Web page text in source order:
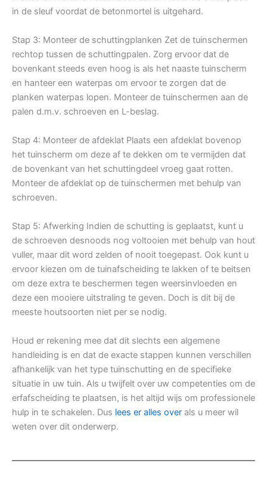
in de sleuf voordat de betonmortel is uitgehard.
Stap 3: Monteer de schuttingplanken Zet de tuinschermen
rechtop tussen de schuttingpalen. Zorg ervoor dat de
bovenkant steeds even hoog is als het naaste tuinscherm
en hanteer een waterpas om ervoor te zorgen dat de
planken waterpas lopen. Monteer de tuinschermen aan de
palen d.m.v. schroeven en L-beslag.
Stap 4: Monteer de afdeklat Plaats een afdeklat bovenop
het tuinscherm om deze af te dekken om te vermijden dat
de bovenkant van het schuttingdeel vroeg gaat rotten.
Monteer de afdeklat op de tuinschermen met behulp van
schroeven.
Stap 5: Afwerking Indien de schutting is geplaatst, kunt u
de schroeven desnoods nog voltooien met behulp van hout
vuller, maar dit word zelden of nooit toegepast. Ook kunt u
ervoor kiezen om de tuinafscheiding te lakken of te beitsen
om deze extra te beschermen tegen weersinvloeden en
deze een mooiere uitstraling te geven. Doch is dit bij de
meeste houtsoorten niet per se nodig.
Houd er rekening mee dat dit slechts een algemene
handleiding is en dat de exacte stappen kunnen verschillen
afhankelijk van het type tuinschutting en de specifieke
situatie in uw tuin. Als u twijfelt over uw competenties om de
erfafscheiding te plaatsen, is het altijd wijs om professionele
hulp in te schakelen. Dus lees er alles over als u meer wil
weten over dit onderwerp.